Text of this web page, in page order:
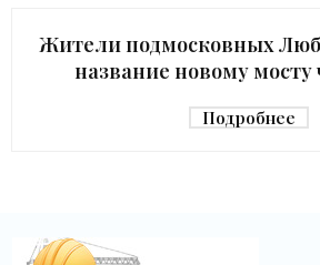
Жители подмосковных
название новому мосту
Подробнее